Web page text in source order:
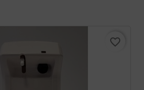
favorite_border